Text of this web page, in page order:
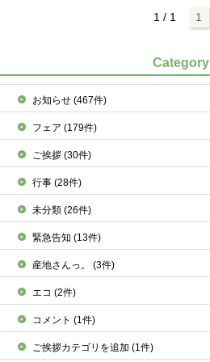
1 / 1 1
Category
お知らせ(467件)
フェア(179件)
ご挨拶(30件)
行事(28件)
未分類(26件)
緊急告知(13件)
産地さんっ。(3件)
エコ(2件)
コメント(1件)
ご挨拶カテゴリを追加(1件)